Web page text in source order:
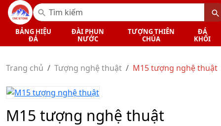
BẢNG HIỆU
ĐÁ
ĐÀI PHUN
NƯỚC
TƯỢNG THIÊN
CHÚA
ĐÁ
KHỐI
Trang chủ Tượng nghệ thuật M15 tượng nghệ thuật
M15 tượng nghệ thuật